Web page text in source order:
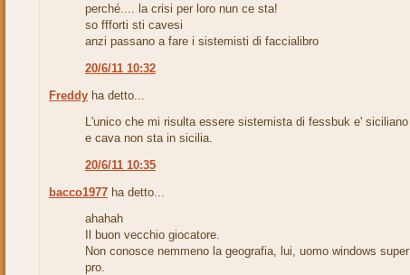
perché.... la crisi per loro nun ce sta!
so ffforti sti cavesi
anzi passano a fare i sistemisti di faccialibro
20/6/11 10:32
Freddy ha detto...
L'unico che mi risulta essere sistemista di fessbuk e' siciliano
e cava non sta in sicilia.
20/6/11 10:35
bacco1977 ha detto...
ahahah
Il buon vecchio giocatore.
Non conosce nemmeno la geografia, lui, uomo windows super
pro.